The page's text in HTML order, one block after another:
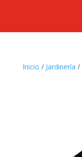
Inicio / Jardinería /